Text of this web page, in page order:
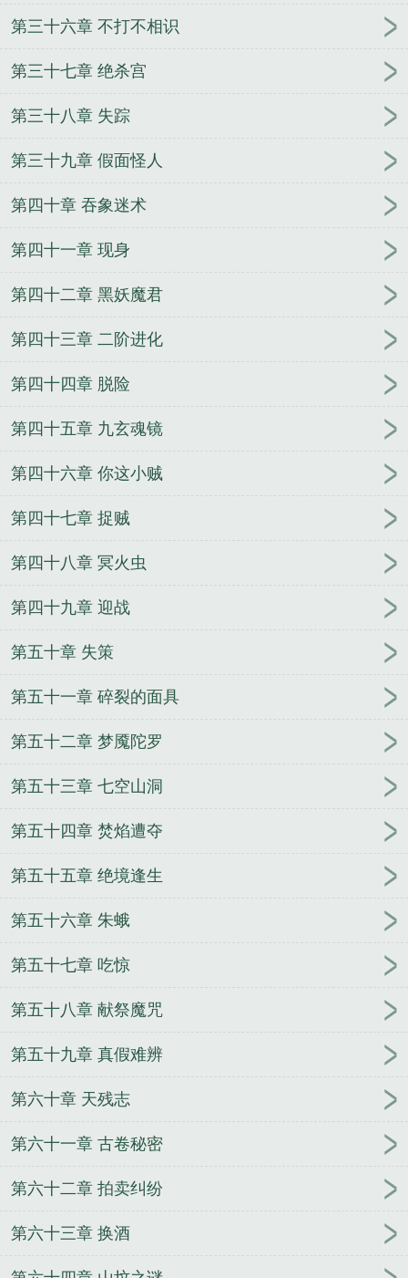
第三十六章 不打不相识
第三十七章 绝杀宫
第三十八章 失踪
第三十九章 假面怪人
第四十章 吞象迷术
第四十一章 现身
第四十二章 黑妖魔君
第四十三章 二阶进化
第四十四章 脱险
第四十五章 九玄魂镜
第四十六章 你这小贼
第四十七章 捉贼
第四十八章 冥火虫
第四十九章 迎战
第五十章 失策
第五十一章 碎裂的面具
第五十二章 梦魇陀罗
第五十三章 七空山洞
第五十四章 焚焰遭夺
第五十五章 绝境逢生
第五十六章 朱蛾
第五十七章 吃惊
第五十八章 献祭魔咒
第五十九章 真假难辨
第六十章 天残志
第六十一章 古卷秘密
第六十二章 拍卖纠纷
第六十三章 换酒